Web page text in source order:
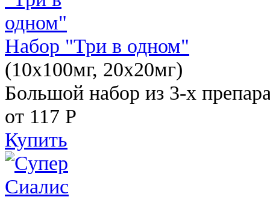
Набор "Три в одном"
(10x100мг, 20x20мг)
Большой набор из 3-х
от 117 Р
Купить